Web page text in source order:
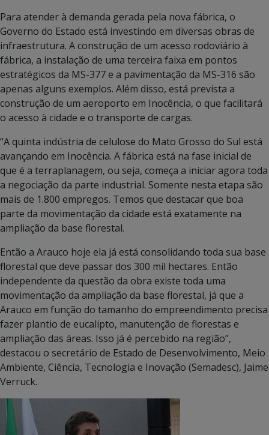
Para atender à demanda gerada pela nova fábrica, o
Governo do Estado está investindo em diversas obras de
infraestrutura. A construção de um acesso rodoviário à
fábrica, a instalação de uma terceira faixa em pontos
estratégicos da MS-377 e a pavimentação da MS-316 são
apenas alguns exemplos. Além disso, está prevista a
construção de um aeroporto em Inocência, o que facilitará
o acesso à cidade e o transporte de cargas.
“A quinta indústria de celulose do Mato Grosso do Sul está
avançando em Inocência. A fábrica está na fase inicial de
que é a terraplanagem, ou seja, começa a iniciar agora toda
a negociação da parte industrial. Somente nesta etapa são
mais de 1.800 empregos. Temos que destacar que boa
parte da movimentação da cidade está exatamente na
ampliação da base florestal.
Então a Arauco hoje ela já está consolidando toda sua base
florestal que deve passar dos 300 mil hectares. Então
independente da questão da obra existe toda uma
movimentação da ampliação da base florestal, já que a
Arauco em função do tamanho do empreendimento precisa
fazer plantio de eucalipto, manutenção de florestas e
ampliação das áreas. Isso já é percebido na região”,
destacou o secretário de Estado de Desenvolvimento, Meio
Ambiente, Ciência, Tecnologia e Inovação (Semadesc), Jaime
Verruck.